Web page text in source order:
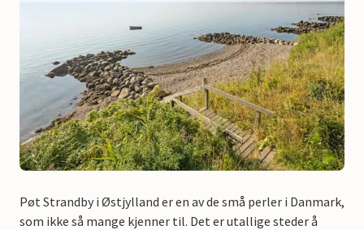
Pøt Strandby i Østjylland er en av de små perler i Danmark,
som ikke så mange kjenner til. Det er utallige steder å